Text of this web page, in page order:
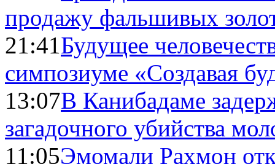
продажу фальшивых
21:41Будущее
симпозиуме «Создавая
13:07В Канибадаме
загадочного убийства
11:05Эмомали Рахмон